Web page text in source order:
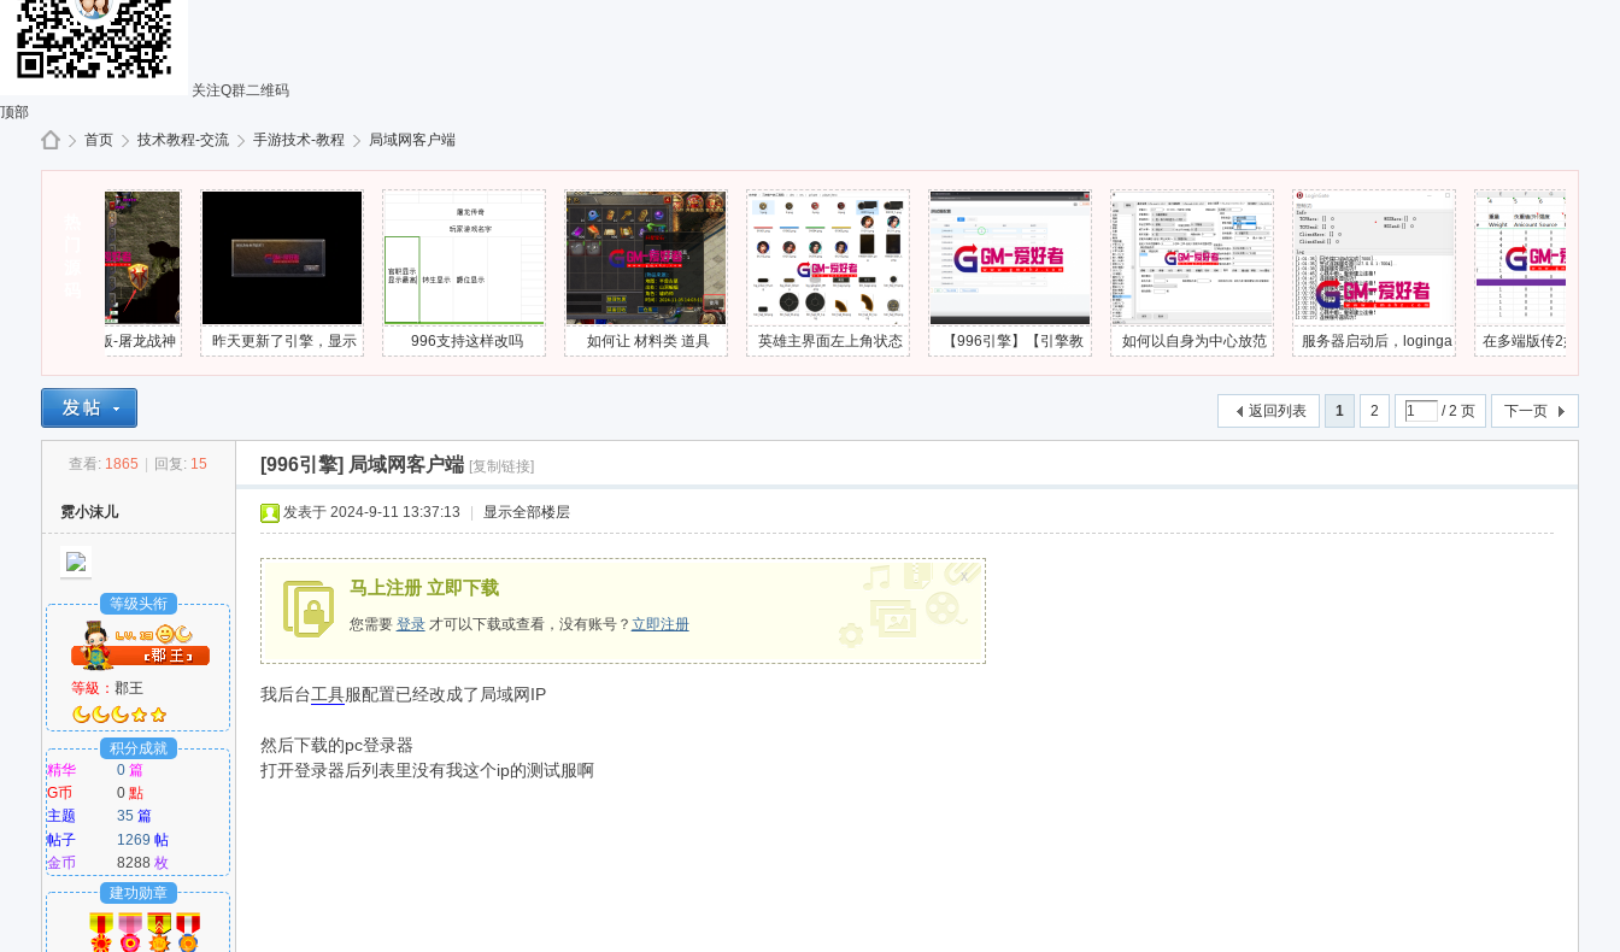
关注Q群二维码
顶部
爱
首页
›
技术教程-交流
›
手游技术-教程 局域网客户端
擎底版-屠龙战神
下载部分错误
昨天更新了引擎，显示
连接游戏超时
996支持这样改吗
如何让 材料类 道具
的“使用”按钮隐藏掉
英雄主界面左上角状态
头像UI界面怎么添加出
【996引擎】【引擎教
程】第3课 - 工具服配置
如何以自身为中心放范
围伤害技能？
服务器启动后，loginga
te一直心跳中断
在多端版传2如何获取装
备的属性？
1 2 / 2 页 下一页
返回列表
查看: 1865 回复: 15 [996引擎] 局域网客户端 [复制链接]
霓小沫儿
等级头衔
等級：郡王
积分成就
精华
0 篇
G币
0點
主题
35 篇
帖子
1269 帖
金币
8288枚
建功勋章
发表于 2024-9-11 13:37:13 显示全部楼层
马上注册 立即下载
您需要 登录才可以下载或查看，没有账号？ 立即注册
x
我后台工具服配置已经改成了局域网IP
然后下载的pc登录器
打开登录器后列表里没有我这个ip的测试服啊